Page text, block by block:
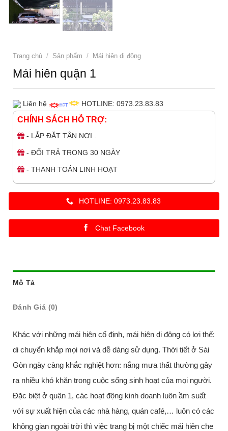
Trang chủ / Sản phẩm / Mái hiên di động
Mái hiên quận 1
Liên hệ HOTLINE: 0973.23.83.83
CHÍNH SÁCH HỖ TRỢ:
- LẮP ĐẶT TẬN NƠI .
- ĐỔI TRẢ TRONG 30 NGÀY
- THANH TOÁN LINH HOẠT
HOTLINE: 0973.23.83.83
Chat Facebook
Mô Tả
Đánh Giá (0)
Khác với những mái hiên cố định, mái hiên di động có lợi thế:
di chuyển khắp mọi nơi và dễ dàng sử dụng. Thời tiết ở Sài
Gòn ngày càng khắc nghiệt hơn: nắng mưa thất thường gây
ra nhiều khó khăn trong cuộc sống sinh hoạt của mọi người.
Đặc biệt ở quận 1, các hoạt động kinh doanh luôn ầm suất
với sự xuất hiện của các nhà hàng, quán café,… luôn có các
không gian ngoài trời thì việc trang bị một chiếc mái hiên che